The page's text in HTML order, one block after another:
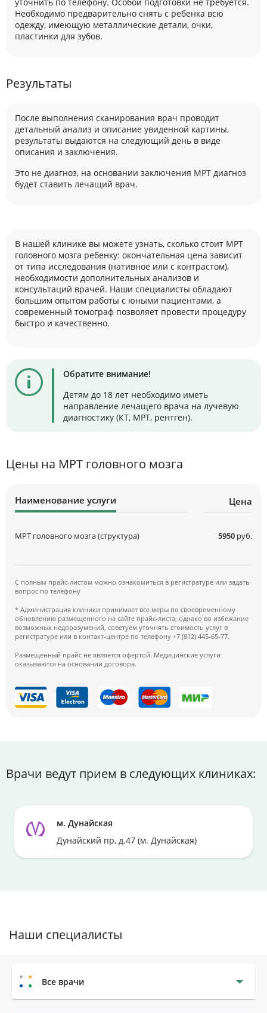
Необходимо предварительно снять с ребенка всю
одежду, имеющую металлические детали, очки,
пластинки для зубов.
Результаты
После выполнения сканирования врач проводит
детальный анализ и описание увиденной картины,
результаты выдаются на следующий день в виде
описания и заключения.
Это не диагноз, на основании заключения МРТ диагноз
будет ставить лечащий врач.
В нашей клинике вы можете узнать, сколько стоит МРТ
головного мозга ребенку: окончательная цена зависит
от типа исследования (нативное или с контрастом),
необходимости дополнительных анализов и
консультаций врачей. Наши специалисты обладают
большим опытом работы с юными пациентами, а
современный томограф позволяет провести процедуру
быстро и качественно.
Обратите внимание!
Детям до 18 лет необходимо иметь
направление лечащего врача на лучевую
диагностику (КТ, МРТ, рентген).
Цены на МРТ головного мозга
Наименование услуги Цена
МРТ головного мозга (структура) 5950 руб.
С полным прайс-листом можно ознакомиться в регистратуре или задать
вопрос по телефону
* Администрация клиники принимает все меры по своевременному
обновлению размещенного на сайте прайс-листа, однако во избежание
возможных недоразумений, советуем уточнять стоимость услуг в
регистратуре или в контакт-центре по телефону +7 (812) 445-65-77.
Размещенный прайс не является офертой. Медицинские услуги
оказываются на основании договора.
Врачи ведут прием в следующих клиниках:
м. Дунайская
Дунайский пр, д.47 (м. Дунайская)
Наши специалисты
Все врачи